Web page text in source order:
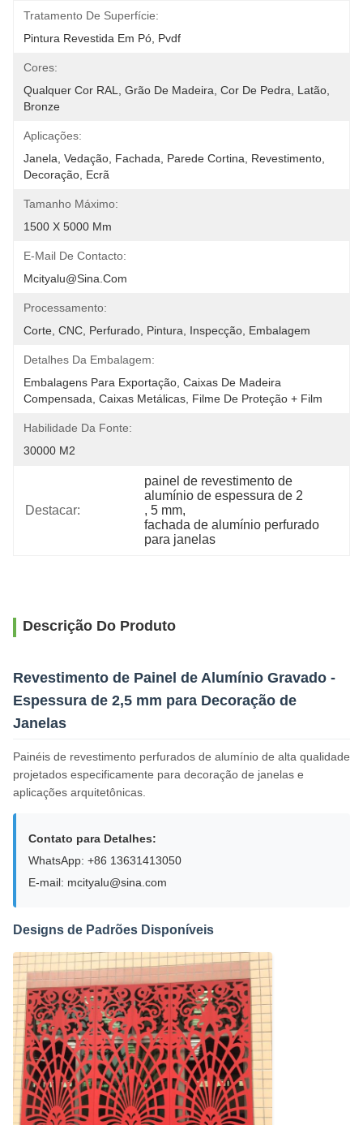
Tratamento De Superfície:
Pintura Revestida Em Pó, Pvdf
Cores:
Qualquer Cor RAL, Grão De Madeira, Cor De Pedra, Latão,
Bronze
Aplicações:
Janela, Vedação, Fachada, Parede Cortina, Revestimento,
Decoração, Ecrã
Tamanho Máximo:
1500 X 5000 Mm
E-Mail De Contacto:
Mcityalu@sina.com
Processamento:
Corte, CNC, Perfurado, Pintura, Inspecção, Embalagem
Detalhes Da Embalagem:
Embalagens Para Exportação, Caixas De Madeira
Compensada, Caixas Metálicas, Filme De Proteção + Film
Habilidade Da Fonte:
30000 M2
Destacar:
painel de revestimento de
alumínio de espessura de 2
, 5 mm,
fachada de alumínio perfurado
para janelas
Descrição Do Produto
Revestimento de Painel de Alumínio Gravado -
Espessura de 2,5 mm para Decoração de
Janelas
Painéis de revestimento perfurados de alumínio de alta qualidade
projetados especificamente para decoração de janelas e
aplicações arquitetônicas.
Contato para Detalhes:
WhatsApp: +86 13631413050
E-mail: mcityalu@sina.com
Designs de Padrões Disponíveis